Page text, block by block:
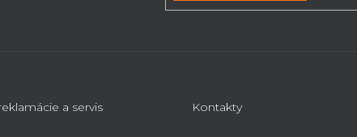
a servis Kontakty